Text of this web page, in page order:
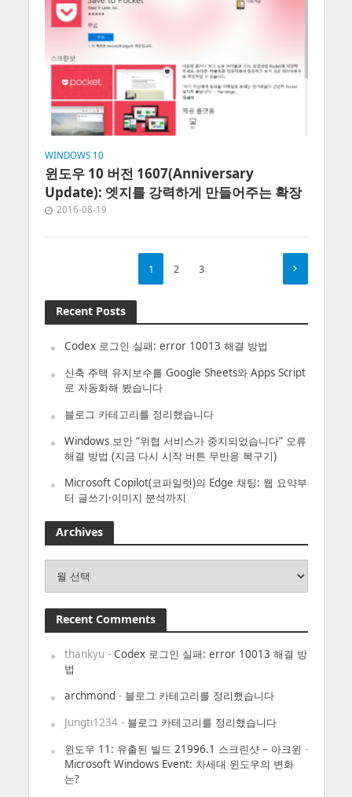
WINDOWS 10
윈도우 10 버전 1607(Anniversary
Update): 엣지를 강력하게 만들어주는 확장
2016-08-19
1 2 3
Recent Posts
Codex 로그인 실패: error 10013 해결 방법
신축 주택 유지보수를 Google Sheets와 Apps Script
로 자동화해 봤습니다
블로그 카테고리를 정리했습니다
Windows 보안 “위협 서비스가 중지되었습니다” 오류
해결 방법 (지금 다시 시작 버튼 무반응 복구기)
Microsoft Copilot(코파일럿)의 Edge 채팅: 웹 요약부
터 글쓰기·이미지 분석까지
Archives
Recent Comments
thankyu - Codex 로그인 실패: error 10013 해결 방
법
archmond- 블로그 카테고리를 정리했습니다
Jungti1234- 블로그 카테고리를 정리했습니다
윈도우 11: 유출된 빌드 21996.1 스크린샷 – 아크윈 -
Microsoft Windows Event: 차세대 윈도우의 변화
는?